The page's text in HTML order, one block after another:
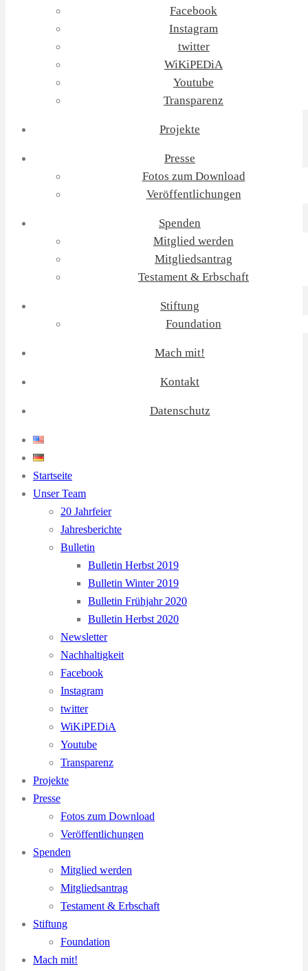
Facebook
Instagram
twitter
WiKiPEDiA
Youtube
Transparenz
Projekte
Presse
Fotos zum Download
Veröffentlichungen
Spenden
Mitglied werden
Mitgliedsantrag
Testament & Erbschaft
Stiftung
Foundation
Mach mit!
Kontakt
Datenschutz
Startseite
Unser Team
20 Jahrfeier
Jahresberichte
Bulletin
Bulletin Herbst 2019
Bulletin Winter 2019
Bulletin Frühjahr 2020
Bulletin Herbst 2020
Newsletter
Nachhaltigkeit
Facebook
Instagram
twitter
WiKiPEDiA
Youtube
Transparenz
Projekte
Presse
Fotos zum Download
Veröffentlichungen
Spenden
Mitglied werden
Mitgliedsantrag
Testament & Erbschaft
Stiftung
Foundation
Mach mit!